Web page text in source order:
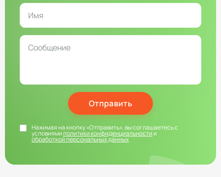
Отправить
Нажимая на кнопку «Отправить», вы соглашаетесь с
условиямиполитики конфиденциальностии
обработкой персональных данных